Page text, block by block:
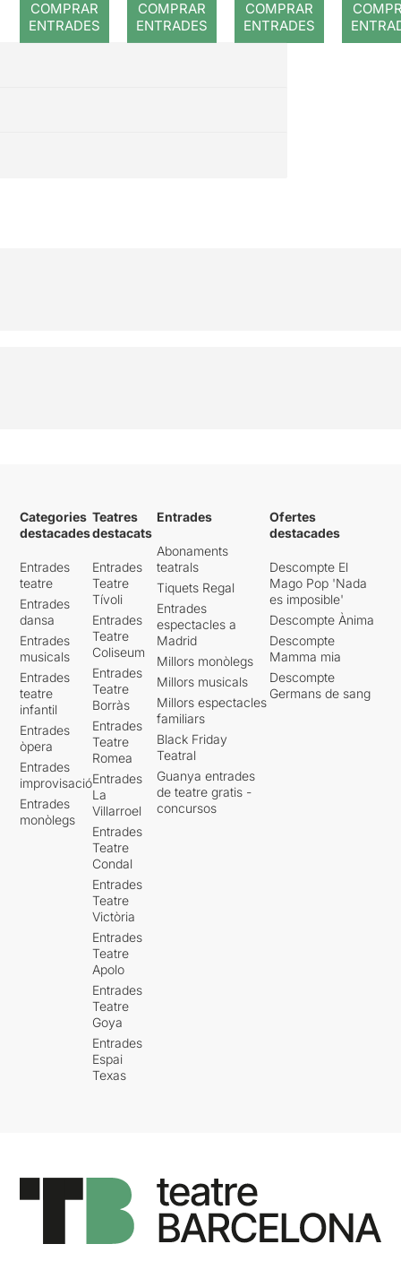
COMPRAR
ENTRADES
COMPRAR
ENTRADES
COMPRAR
ENTRADES
les
Categories
destacades
Entrades
teatre
Entrades
dansa
Entrades
musicals
Entrades
teatre
infantil
Entrades
òpera
Entrades
improvisació
Entrades
monòlegs
Teatres
destacats
Entrades
Teatre
Tívoli
Entrades
Teatre
Coliseum
Entrades
Teatre
Borràs
Entrades
Teatre
Romea
Entrades
La
Villarroel
Entrades
Teatre
Condal
Entrades
Teatre
Victòria
Entrades
Teatre
Apolo
Entrades
Teatre
Goya
Entrades
Espai
Texas
Entrades
Abonaments
teatrals
Tiquets Regal
Entrades
espectacles a
Madrid
Millors monòlegs
Millors musicals
Millors espectacles
familiars
Black Friday
Teatral
Guanya entrades
de teatre gratis -
concursos
Ofertes
destacades
Descompte El
Mago Pop 'Nada
es imposible'
Descompte Ànima
Descompte
Mamma mia
Descompte
Germans de sang